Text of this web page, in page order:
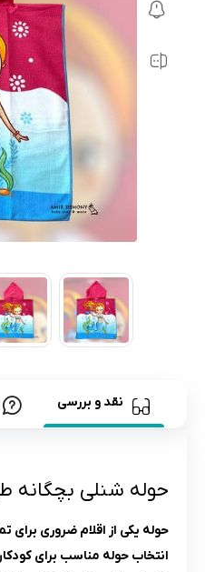
لوازم اتاق نوزاد و کودک
اسباب بازی دخترانه و پسرانه
نقد و بررسی
حوله شنلی بچگانه
حوله یکی از اقلام ضروری
انتخاب حوله مناسب برای